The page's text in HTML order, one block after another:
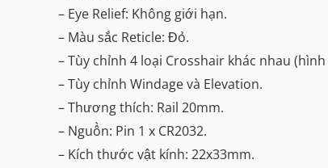
– Eye Relief: Không giới hạn.
– Màu sắc Reticle: Đỏ.
– Tùy chỉnh 4 loại Crosshair khác nhau (hình
– Tùy chỉnh Windage và Elevation.
– Thương thích: Rail 20mm.
– Nguồn: Pin 1 x CR2032.
– Kích thước vật kính: 22x33mm.